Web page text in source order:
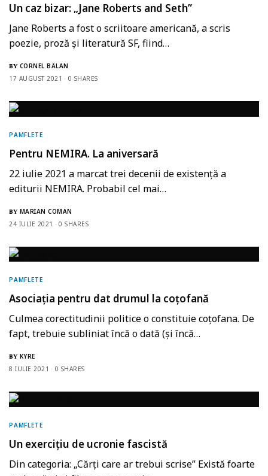
Un caz bizar: „Jane Roberts and Seth”
Jane Roberts a fost o scriitoare americană, a scris
poezie, proză și literatură SF, fiind…
BY CORNEL BĂLAN
17 AUGUST 2021
0 SHARES
PAMFLETE
Pentru NEMIRA. La aniversară
22 iulie 2021 a marcat trei decenii de existență a
editurii NEMIRA. Probabil cel mai…
BY MARIAN COMAN
24 IULIE 2021
0 SHARES
PAMFLETE
Asociația pentru dat drumul la coțofană
Culmea corectitudinii politice o constituie coțofana. De
fapt, trebuie subliniat încă o dată (și încă…
BY KYRE
8 IULIE 2021
0 SHARES
PAMFLETE
Un exercițiu de ucronie fascistă
Din categoria: „Cărți care ar trebui scrise” Există foarte